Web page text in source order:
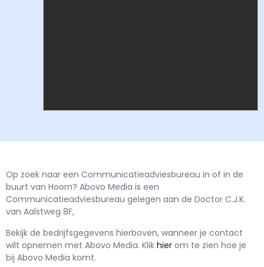
Op zoek naar een Communicatieadviesbureau in of in de
buurt van Hoorn? Abovo Media is een
Communicatieadviesbureau gelegen aan de Doctor C.J.K.
van Aalstweg 8F,
Bekijk de bedrijfsgegevens hierboven, wanneer je contact
wilt opnemen met Abovo Media. Klik hier om te zien hoe je
bij Abovo Media komt.